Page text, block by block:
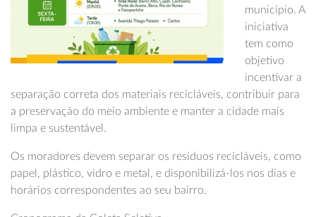
município. A
iniciativa
tem como
objetivo
incentivar a
separação correta dos materiais recicláveis, contribuir para
a preservação do meio ambiente e manter a cidade mais
limpa e sustentável.
Os moradores devem separar os resíduos recicláveis, como
papel, plástico, vidro e metal, e disponibilizá-los nos dias e
horários correspondentes ao seu bairro.